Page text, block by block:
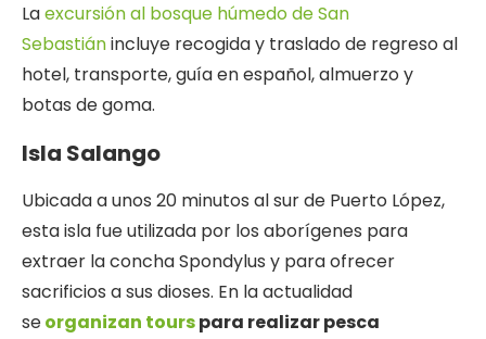
Laexcursión al bosque húmedo de San
Sebastiánincluye recogida y traslado de regreso al
hotel, transporte, guía en español, almuerzo y
botas de goma.
Isla Salango
Ubicada a unos 20 minutos al sur de Puerto López,
esta isla fue utilizada por los aborígenes para
extraer la concha Spondylus y para ofrecer
sacrificios a sus dioses. En la actualidad
seorganizan tourspara realizar pesca